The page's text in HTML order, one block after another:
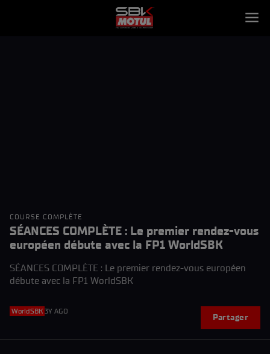
COURSE COMPLÈTE
SÉANCES COMPLÈTE : Le premier rendez-vous
européen débute avec la FP1 WorldSBK
SÉANCES COMPLÈTE : Le premier rendez-vous européen
débute avec la FP1 WorldSBK
WorldSBK 3Y AGO
Partager